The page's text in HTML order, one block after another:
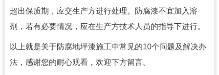
超出保质期，应交生产方进行处理。防腐漆不宜加入溶
剂，若有必要情况，应在生产方技术人员的指导下进行。
以上就是关于防腐地坪漆施工中常见的10个问题及解决办
法，感谢您的耐心观看，欢迎下方留言。